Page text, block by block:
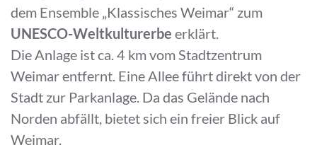
dem Ensemble „Klassisches Weimar“ zum
UNESCO-Weltkulturerbe erklärt.
Die Anlage ist ca. 4 km vom Stadtzentrum
Weimar entfernt. Eine Allee führt direkt von der
Stadt zur Parkanlage. Da das Gelände nach
Norden abfällt, bietet sich ein freier Blick auf
Weimar.